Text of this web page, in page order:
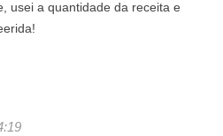
usei a quantidade da receita e